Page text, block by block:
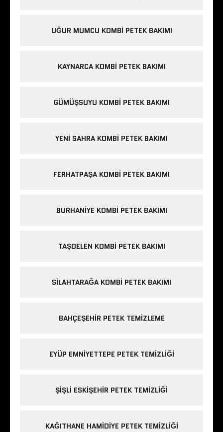
UĞUR MUMCU KOMBI PETEK BAKIMI
KAYNARCA KOMBI PETEK BAKIMI
GÜMÜŞSUYU KOMBI PETEK BAKIMI
YENI SAHRA KOMBI PETEK BAKIMI
FERHATPAŞA KOMBI PETEK BAKIMI
BURHANIYE KOMBI PETEK BAKIMI
TAŞDELEN KOMBI PETEK BAKIMI
SILAHTARAĞA KOMBI PETEK BAKIMI
BAHÇEŞEHIR PETEK TEMIZLEME
EYÜP EMNIYETTEPE PETEK TEMIZLIĞI
ŞIŞLI ESKIŞEHIR PETEK TEMIZLIĞI
KAĞITHANE HAMIDIYE PETEK TEMIZLIĞI